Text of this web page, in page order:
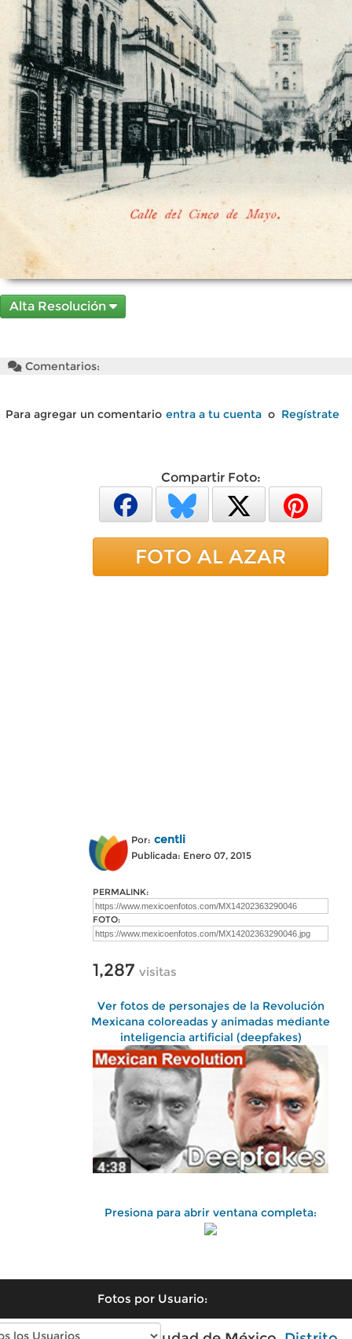
Alta Resolución
Comentarios:
Para agregar un comentario entra a tu cuenta o Regístrate
Compartir Foto:
FOTO AL AZAR
Por: centli
Publicada: Enero 07, 2015
PERMALINK:
FOTO:
1,287 visitas
Ver fotos de personajes de la Revolución
Mexicana coloreadas y animadas mediante
inteligencia artificial (deepfakes)
Presiona para abrir ventana completa:
Fotos por Usuario: